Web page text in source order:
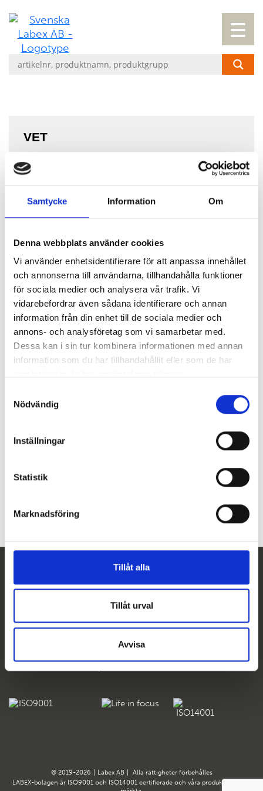
Samtycke Information Om
Denna webbplats använder cookies
Vi använder enhetsidentifierare för att anpassa innehållet
och annonserna till användarna, tillhandahålla funktioner
för sociala medier och analysera vår trafik. Vi
vidarebefordrar även sådana identifierare och annan
information från din enhet till de sociala medier och
annons- och analysföretag som vi samarbetar med.
Dessa kan i sin tur kombinera informationen med annan
information som du har tillhandahållit eller som de har
Nödvändig
Inställningar
Statistik
Marknadsföring
Tillåt alla
Tillåt urval
Avvisa
VET
Transfusion
Koagulation
Hematologi
Hematologi
Svenska Labex AB
Ekslingan 6,
254 67 Helsingborg
Tel: 042-32 40 00
© 2019-2026 Labex AB
Alla rättigheter förbehålles
LABEX-bolagen är ISO9001 och ISO14001 certifierade och våra produkter är CE-